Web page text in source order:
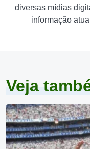
diversas mídias
informação
Veja